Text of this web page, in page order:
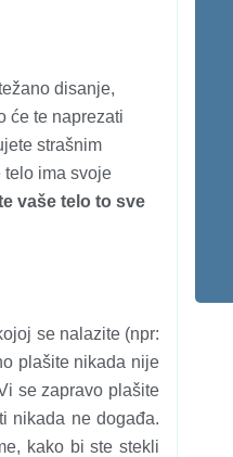
disanje,
će te naprezati
strašnim
telo ima svoje
vaše telo to sve
se nalazite (npr:
plašite nikada nije
se zapravo plašite
nikada ne događa.
kako bi ste stekli